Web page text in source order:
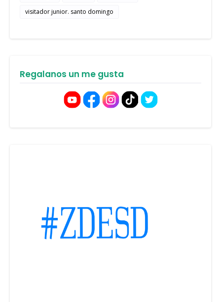
visitador junior. santo domingo
Regalanos un me gusta